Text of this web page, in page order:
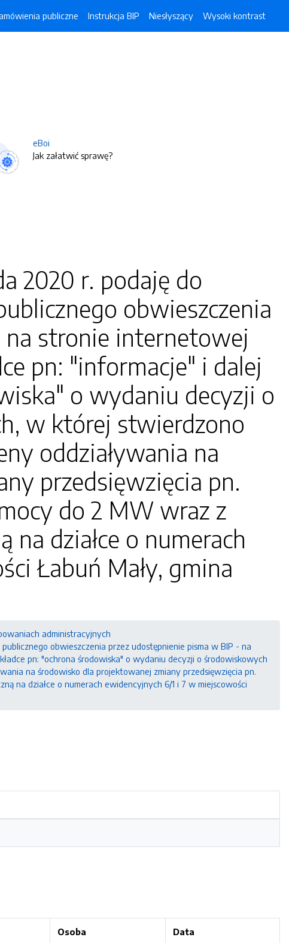
publiczne Instrukcja BIP Niesłyszący Wysoki kontrast
eBoi
Jak załatwić sprawę?
2020 r. podaję do
obwieszczenia
na stronie internetowej
pn: "informacje" i dalej
o wydaniu decyzji o
w której stwierdzono
oddziaływania na
przedsięwzięcia pn.
do 2 MW wraz z
działce o numerach
Łabuń Mały, gmina
administracyjnych
obwieszczenia przez udostępnienie pisma w BIP - na
pn: "ochrona środowiska" o wydaniu decyzji o środowiskowych
na środowisko dla projektowanej zmiany przedsięwzięcia pn.
na działce o numerach ewidencyjnych 6/1 i 7 w miejscowości
Osoba Data